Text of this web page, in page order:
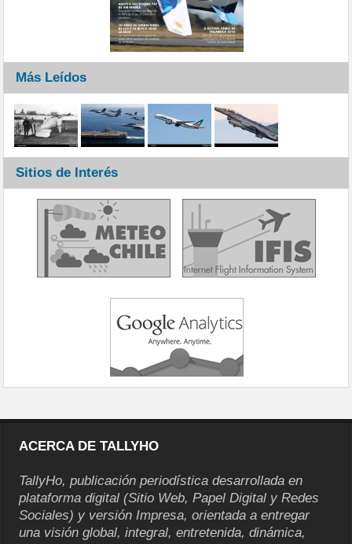
Más Leídos
Sitios de Interés
ACERCA DE TALLYHO
TallyHo, publicación periodística desarrollada en
plataforma digital (Sitio Web, Papel Digital y Redes
Sociales) y versión Impresa, orientada a entregar
una visión global, integral, entretenida, dinámica,